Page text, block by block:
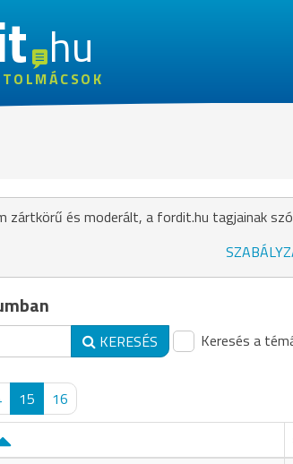
hu
zártkörű és moderált, a fordit.hu tagjainak
KERESÉS Keresés a
15 16